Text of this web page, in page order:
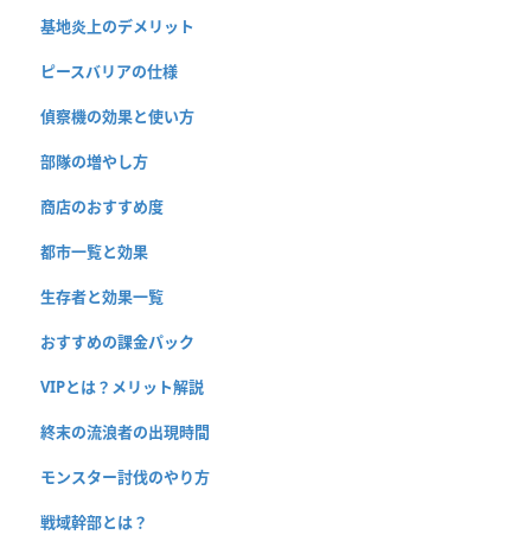
基地炎上のデメリット
ピースバリアの仕様
偵察機の効果と使い方
部隊の増やし方
商店のおすすめ度
都市一覧と効果
生存者と効果一覧
おすすめの課金パック
VIPとは？メリット解説
終末の流浪者の出現時間
モンスター討伐のやり方
戦域幹部とは？